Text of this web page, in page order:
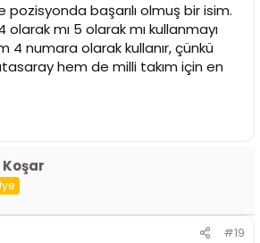
pozisyonda başarılı olmuş bir isim.
olarak mı 5 olarak mı kullanmayı
4 numara olarak kullanır, çünkü
hem de milli takım için en
#19